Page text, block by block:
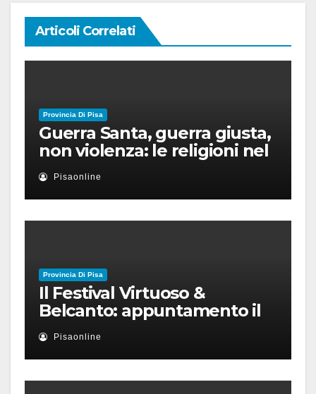
Articoli Correlati
Provincia Di Pisa
Guerra Santa, guerra giusta,
non violenza: le religioni nel
nuovo disordine mondiale
Pisaonline
Provincia Di Pisa
Il Festival Virtuoso &
Belcanto: appuntamento il
28 luglio a Palazzo Blu con
Ruben Micieli
Pisaonline